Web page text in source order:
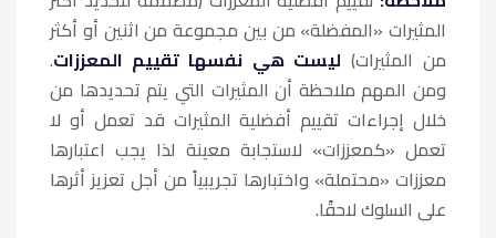
المثيرات «المفضلة» من بين مجموعة من اثنين أو أكثر
من المثيرات) ليست هي نفسها تقييم المعززات.
ومن المهم ملاحظة أن المثيرات التي يتم تحديدها من
خلال إجراءات تقييم أفضلية المثيرات قد تعمل أو لا
تعمل «كمعززات» لاستجابة معينة لذا يجب اعتبارها
معززات «محتملة» واختبارها تجريبياً من أجل تعزيز أثرها
على السلوك لاحقًا.